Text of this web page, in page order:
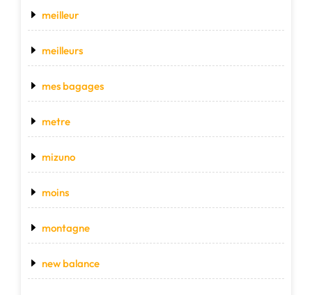
meilleur
meilleurs
mes bagages
metre
mizuno
moins
montagne
new balance